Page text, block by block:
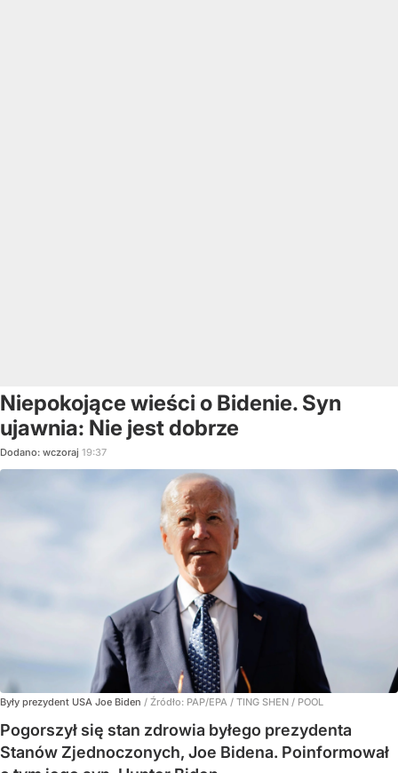
Niepokojące wieści o Bidenie. Syn
ujawnia: Nie jest dobrze
Dodano: wczoraj 19:37
Były prezydent USA Joe Biden / Źródło: PAP/EPA / TING SHEN / POOL
Pogorszył się stan zdrowia byłego prezydenta
Stanów Zjednoczonych, Joe Bidena. Poinformował